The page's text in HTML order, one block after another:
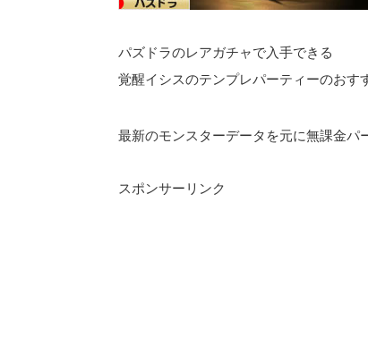
パズドラのレアガチャで入手できる
覚醒イシスのテンプレパーティーのおす
最新のモンスターデータを元に無課金パ
スポンサーリンク